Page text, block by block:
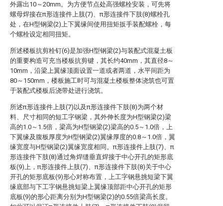
外露出10～20mm。为方便节点处高强螺栓安装，可先将
螺母焊接在π形连接件上肢(7)、π形连接件下肢(8)螺栓孔
处，在H型钢梁(2)上下翼缘间使用扭矩扳手装配螺栓，每
个螺栓设定相同扭矩。
所述楼板抗剪栓钉(6)是加强H型钢梁(2)与装配式混凝土板
的重要构造可充当楼板抗剪键，其长约40mm，其直径8～
10mm，沿梁上翼缘顶面设置一道或者两道，水平间距为
80～150mm，楼板施工时可与混凝土楼板整体浇筑也可置
于装配式楼板后浇带处进行浇筑。
所述π形连接件上肢(7)以及π形连接件下肢(8)为两个材
料、尺寸相同的短工字钢梁，其外伸长度为H型钢梁(2)梁
高的1.0～1.5倍，梁高为H型钢梁(2)梁高的0.5～1.0倍，上
下翼缘及腹板厚度为H型钢梁(2)翼缘厚度的0.8～1.0倍，翼
缘宽度与H型钢梁(2)翼缘宽度相同。π形连接件上肢(7)、π
形连接件下肢(8)通过角焊缝垂直焊接于中心开孔的矩形底
板(9)上，π形连接件上肢(7)、π形连接件下肢(8)关于中心
开孔的矩形底板(9)形心对称布置，上工字钢悬挑短梁下翼
缘底部与下工字钢悬挑短梁上翼缘顶部距中心开孔的矩形
底板(9)的形心距离分别为H型钢梁(2)的0.55倍梁高长度。